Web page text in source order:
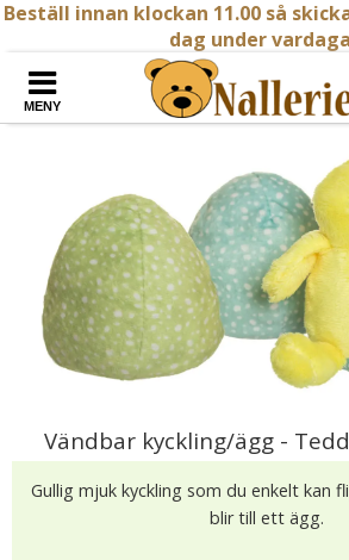
Beställ innan klockan 11.00 så
dag under
MENY
Vändbar kyckling/ägg -
Gullig mjuk kyckling som du enkelt kan
blir till ett ägg.